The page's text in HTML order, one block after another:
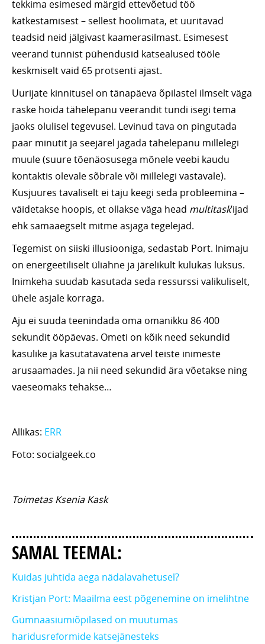
tekkima esimesed märgid ettevõetud töö
katkestamisest – sellest hoolimata, et uuritavad
teadsid neid jälgivast kaamerasilmast. Esimesest
veerand tunnist pühendusid katsealused tööle
keskmiselt vaid 65 protsenti ajast.
Uurijate kinnitusel on tänapäeva õpilastel ilmselt väga
raske hoida tähelepanu veerandit tundi isegi tema
jaoks olulisel tegevusel. Levinud tava on pingutada
paar minutit ja seejärel jagada tähelepanu millelegi
muule (suure tõenäosusega mõnele veebi kaudu
kontaktis olevale sõbrale või millelegi vastavale).
Kusjuures tavaliselt ei taju keegi seda probleemina –
väidetakse hoopis, et ollakse väga head multitask’ijad
ehk samaaegselt mitme asjaga tegelejad.
Tegemist on siiski illusiooniga, sedastab Port. Inimaju
on energeetiliselt üliahne ja järelikult kulukas luksus.
Inimkeha suudab kasutada seda ressurssi valikuliselt,
ühele asjale korraga.
Aju ei suuda teenindada oma omanikku 86 400
sekundit ööpäevas. Ometi on kõik need sekundid
kasulike ja kasutatavatena arvel teiste inimeste
arusaamades. Ja nii need sekundid ära võetakse ning
vaeseomaks tehakse…
Allikas: ERR
Foto: socialgeek.co
Toimetas Ksenia Kask
SAMAL TEEMAL:
Kuidas juhtida aega nädalavahetusel?
Kristjan Port: Maailma eest põgenemine on imelihtne
Gümnaasiumiõpilased on muutumas
haridusreformide katsejänesteks